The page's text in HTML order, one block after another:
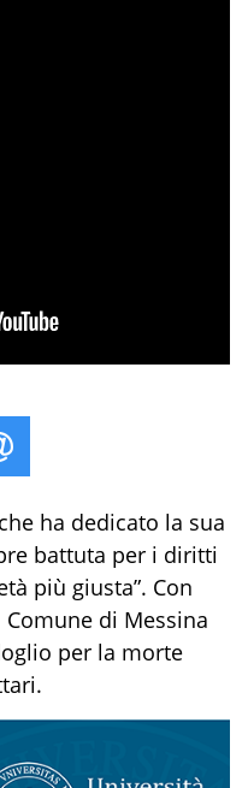
ha dedicato la sua
battuta per i diritti
più giusta”. Con
di Messina
per la morte